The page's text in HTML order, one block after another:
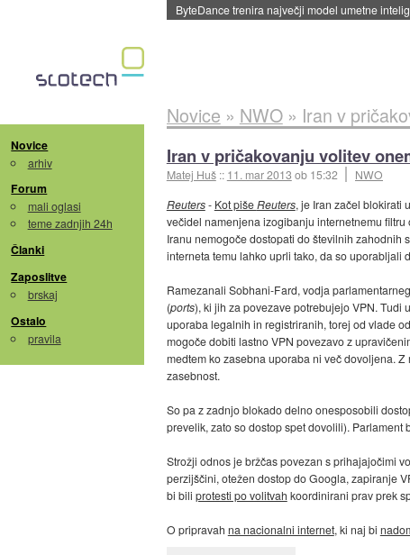
Spletne strani začele streči oglase za agente
Novice
arhiv
Forum
mali oglasi
teme zadnjih 24h
Članki
Zaposlitve
brskaj
Ostalo
pravila
Novice » NWO» Iran v
Iran v pričakovanju volitev
Matej Huš :: 11. mar 2013 ob 15:32
NWO
Reuters- Kot pišeReuters, je Iran začel blokirati
večidel namenjena izogibanju internetnemu
Iranu nemogoče dostopati do številnih zahodnih
interneta temu lahko uprli tako, da so uporabljali
Ramezanali Sobhani-Fard, vodja
(ports), ki jih za povezave potrebujejo VPN.
uporaba legalnih in registriranih, torej od vlade
mogoče dobiti lastno VPN povezavo z
medtem ko zasebna uporaba ni več dovoljena.
zasebnost.
So pa z zadnjo blokado delno onesposobili
prevelik, zato so dostop spet dovolili).
Strožji odnos je bržčas povezan s prihajajočimi
perzijščini, otežen dostop do Googla, zapiranje
bi bili protesti po volitvah koordinirani prav prek
O pripravah na nacionalni internet, ki naj bi